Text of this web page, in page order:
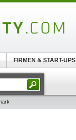
FIRMEN & START-UPS